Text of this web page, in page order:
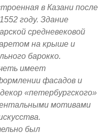
в Казани после
году. Здание
средневековой
на крыше и
барокко.
имеет
фасадов и
«петербургского»
мотивами
был